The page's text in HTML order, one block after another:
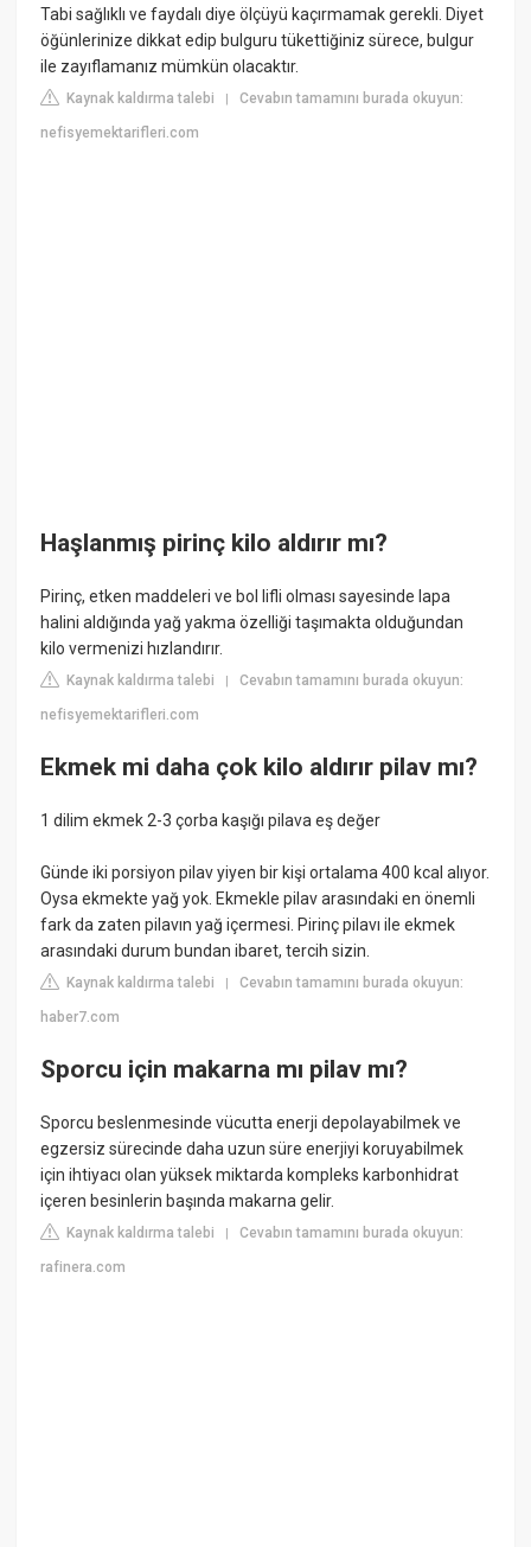
Tabi sağlıklı ve faydalı diye ölçüyü kaçırmamak gerekli. Diyet
öğünlerinize dikkat edip bulguru tükettiğiniz sürece, bulgur
ile zayıflamanız mümkün olacaktır.
Kaynak kaldırma talebi |Cevabın tamamını burada okuyun:
nefisyemektarifleri.com
Haşlanmış pirinç kilo aldırır mı?
Pirinç, etken maddeleri ve bol lifli olması sayesinde lapa
halini aldığında yağ yakma özelliği taşımakta olduğundan
kilo vermenizi hızlandırır.
Kaynak kaldırma talebi |Cevabın tamamını burada okuyun:
nefisyemektarifleri.com
Ekmek mi daha çok kilo aldırır pilav mı?
1 dilim ekmek 2-3 çorba kaşığı pilava eş değer
Günde iki porsiyon pilav yiyen bir kişi ortalama 400 kcal alıyor.
Oysa ekmekte yağ yok. Ekmekle pilav arasındaki en önemli
fark da zaten pilavın yağ içermesi. Pirinç pilavı ile ekmek
arasındaki durum bundan ibaret, tercih sizin.
Kaynak kaldırma talebi |Cevabın tamamını burada okuyun:
haber7.com
Sporcu için makarna mı pilav mı?
Sporcu beslenmesinde vücutta enerji depolayabilmek ve
egzersiz sürecinde daha uzun süre enerjiyi koruyabilmek
için ihtiyacı olan yüksek miktarda kompleks karbonhidrat
içeren besinlerin başında makarna gelir.
Kaynak kaldırma talebi |Cevabın tamamını burada okuyun:
rafinera.com